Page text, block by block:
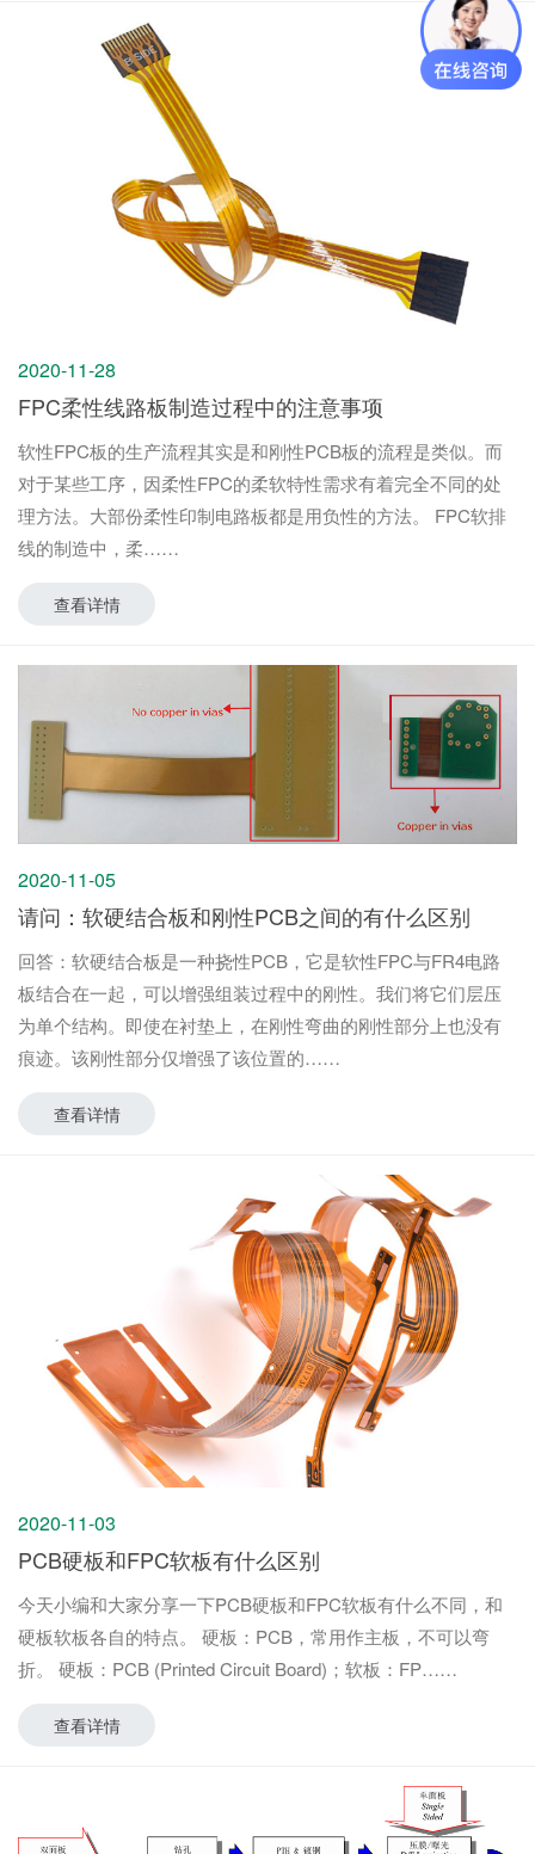
2020-11-28
FPC柔性线路板制造过程中的注意事项
软性FPC板的生产流程其实是和刚性PCB板的流程是类似。而
对于某些工序，因柔性FPC的柔软特性需求有着完全不同的处
理方法。大部份柔性印制电路板都是用负性的方法。 FPC软排
线的制造中，柔
查看详情
2020-11-05
请问：软硬结合板和刚性PCB之间的有什么区别
回答：软硬结合板是一种挠性PCB，它是软性FPC与FR4电路
板结合在一起，可以增强组装过程中的刚性。我们将它们层压
为单个结构。即使在衬垫上，在刚性弯曲的刚性部分上也没有
痕迹。该刚性部分仅增强了该位置的
查看详情
2020-11-03
PCB硬板和FPC软板有什么区别
今天小编和大家分享一下PCB硬板和FPC软板有什么不同，和
硬板软板各自的特点。 硬板：PCB，常用作主板，不可以弯
折。 硬板：PCB (Printed Circuit Board)；软板：FP
查看详情